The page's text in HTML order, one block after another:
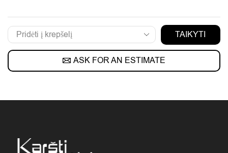
TAIKYTI
ASK FOR AN ESTIMATE